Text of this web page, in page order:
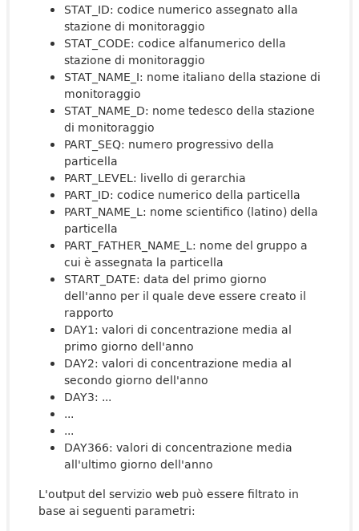
STAT_ID: codice numerico assegnato alla
stazione di monitoraggio
STAT_CODE: codice alfanumerico della
stazione di monitoraggio
STAT_NAME_I: nome italiano della stazione di
monitoraggio
STAT_NAME_D: nome tedesco della stazione
di monitoraggio
PART_SEQ: numero progressivo della
particella
PART_LEVEL: livello di gerarchia
PART_ID: codice numerico della particella
PART_NAME_L: nome scientifico (latino) della
particella
PART_FATHER_NAME_L: nome del gruppo a
cui è assegnata la particella
START_DATE: data del primo giorno
dell'anno per il quale deve essere creato il
rapporto
DAY1: valori di concentrazione media al
primo giorno dell'anno
DAY2: valori di concentrazione media al
secondo giorno dell'anno
DAY3: ...
...
...
DAY366: valori di concentrazione media
all'ultimo giorno dell'anno
L'output del servizio web può essere filtrato in
base ai seguenti parametri: